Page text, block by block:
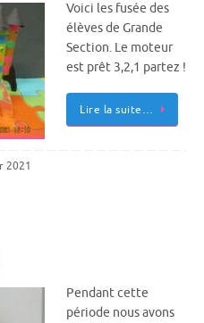
Voici les fusée des
élèves de Grande
Section. Le moteur
est prêt 3,2,1 partez !
Lire la suite…
2021
Pendant cette
période nous avons